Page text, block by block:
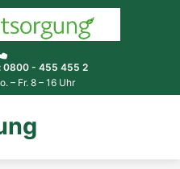
0800 - 455 455 2
– Fr. 8 – 16 Uhr